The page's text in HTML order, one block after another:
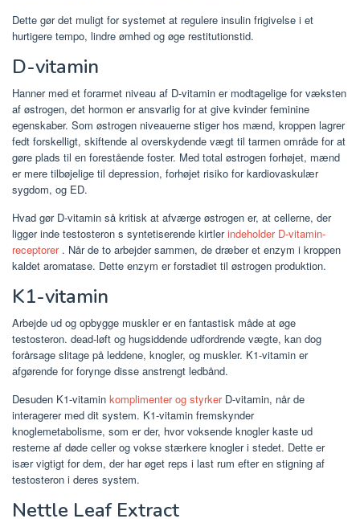
Dette gør det muligt for systemet at regulere insulin frigivelse i et
hurtigere tempo, lindre ømhed og øge restitutionstid.
D-vitamin
Hanner med et forarmet niveau af D-vitamin er modtagelige for væksten
af ​​østrogen, det hormon er ansvarlig for at give kvinder feminine
egenskaber. Som østrogen niveauerne stiger hos mænd, kroppen lagrer
fedt forskelligt, skiftende al overskydende vægt til tarmen område for at
gøre plads til en forestående foster. Med total østrogen forhøjet, mænd
er mere tilbøjelige til depression, forhøjet risiko for kardiovaskulær
sygdom, og ED.
Hvad gør D-vitamin så kritisk at afværge østrogen er, at cellerne, der
ligger inde testosteron s syntetiserende kirtlerindeholder D-vitamin-
receptorer. Når de to arbejder sammen, de dræber et enzym i kroppen
kaldet aromatase. Dette enzym er forstadiet til østrogen produktion.
K1-vitamin
Arbejde ud og opbygge muskler er en fantastisk måde at øge
testosteron. dead-løft og hugsiddende udfordrende vægte, kan dog
forårsage slitage på leddene, knogler, og muskler. K1-vitamin er
afgørende for forynge disse anstrengt ledbånd.
Desuden K1-vitamin komplimenter og styrkerD-vitamin, når de
interagerer med dit system. K1-vitamin fremskynder
knoglemetabolisme, som er der, hvor voksende knogler kaste ud
resterne af døde celler og vokse stærkere knogler i stedet. Dette er
især vigtigt for dem, der har øget reps i last rum efter en stigning af
testosteron i deres system.
Nettle Leaf Extract